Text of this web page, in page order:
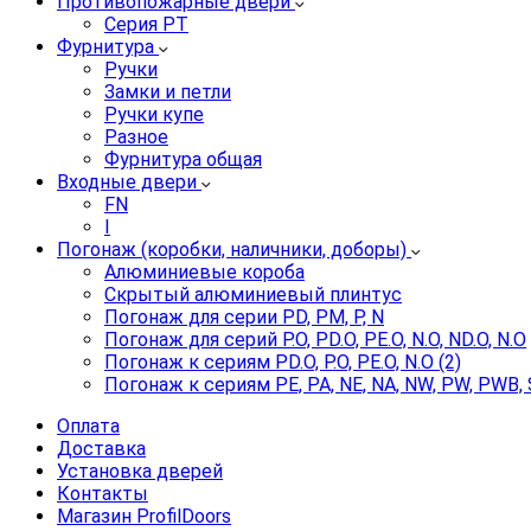
Серия PT
Фурнитура
Ручки
Замки и петли
Ручки купе
Разное
Фурнитура общая
Входные двери
FN
I
Погонаж (коробки, наличники, доборы)
Алюминиевые короба
Скрытый алюминиевый плинтус
Погонаж для серии PD, PM, P, N
Погонаж для серий P.O, PD.O, PE.O, N.O, ND.O, N.O
Погонаж к сериям PD.O, P.O, PE.O, N.O (2)
Погонаж к сериям PE, PA, NE, NA, NW, PW, PWB,
Оплата
Доставка
Установка дверей
Контакты
Магазин ProfilDoors